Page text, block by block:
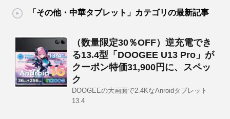
「その他・中華タブレット」カテゴリの最新記事
（数量限定30％OFF）逆充電でき
る13.4型「DOOGEE U13 Pro」が
クーポン特価31,900円に、スペッ
ク
DOOGEEの大画面で2.4KなAnroidタブレット
13.4